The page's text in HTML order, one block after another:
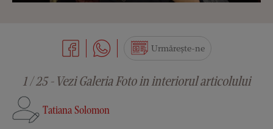
Tatiana Solomon
Urmărește-ne
1 / 25 - Vezi Galeria Foto in interiorul articolului